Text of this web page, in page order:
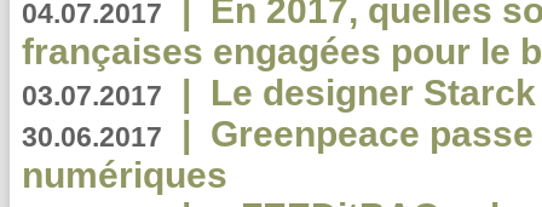
04.07.2017 | En 2017, quelles
françaises engagées pour le
03.07.2017 | Le designer
30.06.2017 | Greenpeace
numériques